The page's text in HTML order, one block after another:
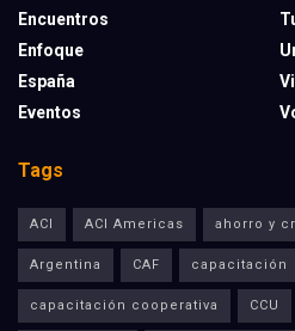
Encuentros
Enfoque
España
Eventos
Tags
ACI ACI Americas ahorro y
Argentina CAF capacitación
capacitación cooperativa CCU